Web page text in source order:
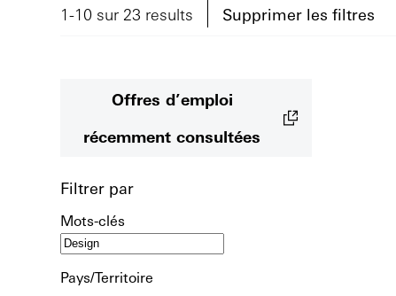
1-10 sur 23 results Supprimer les filtres
Offres d’emploi
récemment consultées
Filtrer par
Mots-clés
Pays/Territoire